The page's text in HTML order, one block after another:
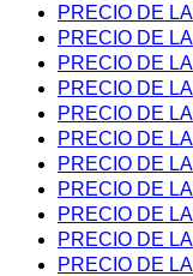
PRECIO DE
PRECIO DE
PRECIO DE
PRECIO DE
PRECIO DE
PRECIO DE
PRECIO DE
PRECIO DE
PRECIO DE
PRECIO DE
PRECIO DE